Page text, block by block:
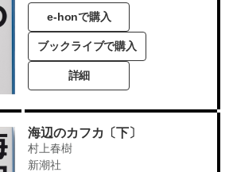
e-honで購入
ブックライブで購入
詳細
海辺のカフカ〔下〕
村上春樹
新潮社